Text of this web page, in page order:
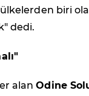
biri
dedi.
alanOdine